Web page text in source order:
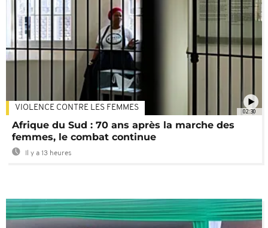
02:30
VIOLENCE CONTRE LES FEMMES
Afrique du Sud : 70 ans après la marche des
femmes, le combat continue
Il y a 13 heures